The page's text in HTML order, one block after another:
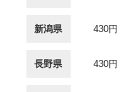
新潟県 430円
長野県 430円